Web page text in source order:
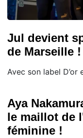
Jul devient
de Marseille !
Avec son label D’or
Aya
le maillot de
féminine !